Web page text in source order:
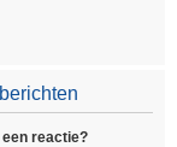
reactie?